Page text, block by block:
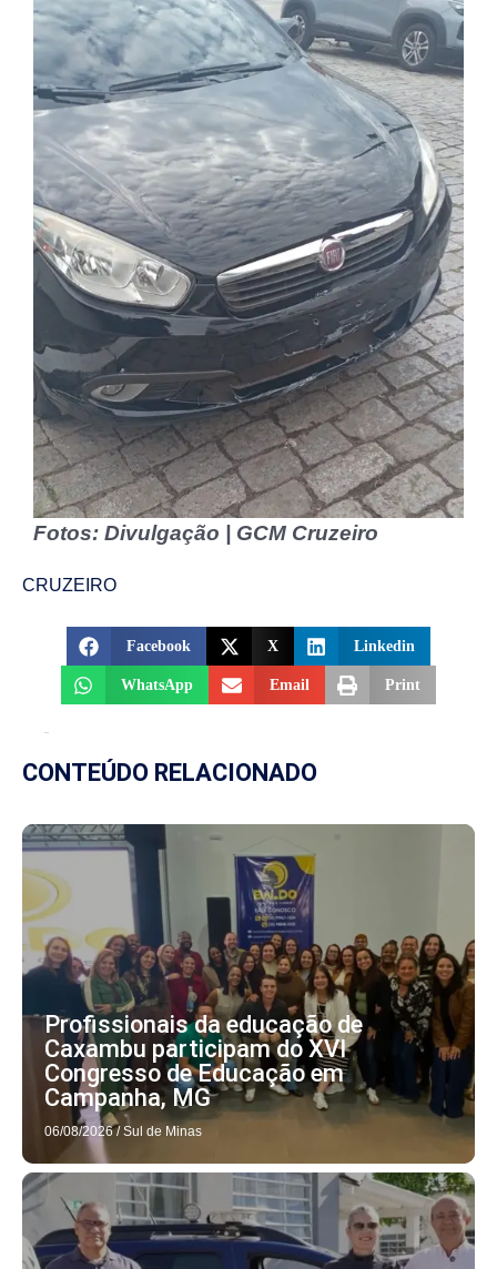
Fotos: Divulgação | GCM Cruzeiro
CRUZEIRO
Facebook X Linkedin
WhatsApp Email Print
CONTEÚDO RELACIONADO
Profissionais da educação de
Caxambu participam do XVI
Congresso de Educação em
Campanha, MG
06/08/2026 / Sul de Minas